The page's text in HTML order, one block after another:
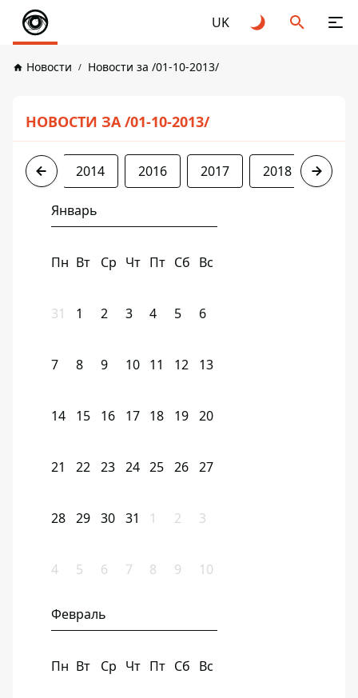
UK
Новости Новости за /01-10-2013/
НОВОСТИ ЗА /01-10-2013/
2013 2014 2016 2017 2018 2019
Январь
Пн Вт Ср Чт Пт Сб Вс
31 1 2 3 4 5 6
7 8 9 10 11 12 13
14 15 16 17 18 19 20
21 22 23 24 25 26 27
28 29 30 31 1 2 3
4 5 6 7 8 9 10
Февраль
Пн Вт Ср Чт Пт Сб Вс